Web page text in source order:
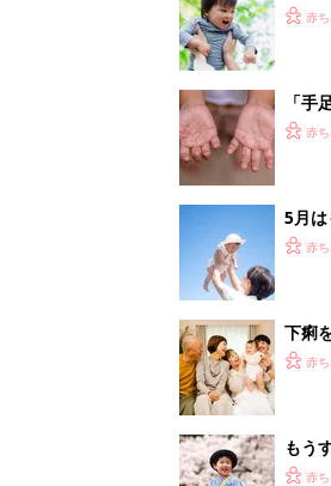
は？
赤
「手
が･･
赤
5月
ここ
赤
下痢
か！
赤
もう
おく
赤